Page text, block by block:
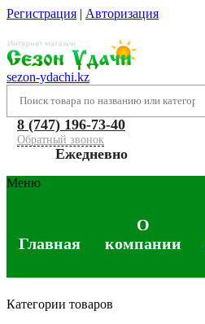
Регистрация | Авторизация
sezon-ydachi.kz
8 (747) 196-73-40
Обратный звонок
Ежедневно
Меню
Главная
О
компании
Категории товаров